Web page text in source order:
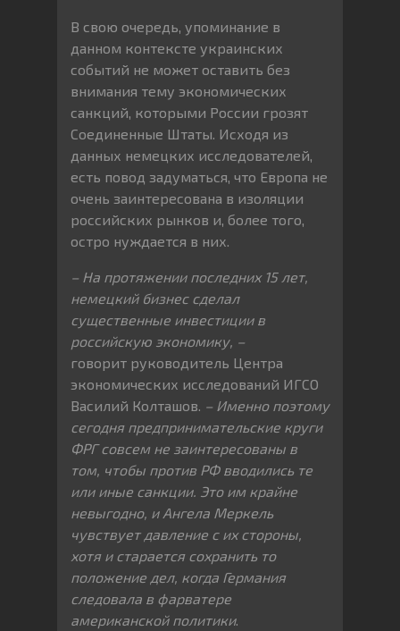
В свою очередь, упоминание в
данном контексте украинских
событий не может оставить без
внимания тему экономических
санкций, которыми России грозят
Соединенные Штаты. Исходя из
данных немецких исследователей,
есть повод задуматься, что Европа не
очень заинтересована в изоляции
российских рынков и, более того,
остро нуждается в них.
– На протяжении последних 15 лет,
немецкий бизнес сделал
существенные инвестиции в
российскую экономику, –
говорит руководитель Центра
экономических исследований ИГСО
Василий Колташов. – Именно поэтому
сегодня предпринимательские круги
ФРГ совсем не заинтересованы в
том, чтобы против РФ вводились те
или иные санкции. Это им крайне
невыгодно, и Ангела Меркель
чувствует давление с их стороны,
хотя и старается сохранить то
положение дел, когда Германия
следовала в фарватере
американской политики.